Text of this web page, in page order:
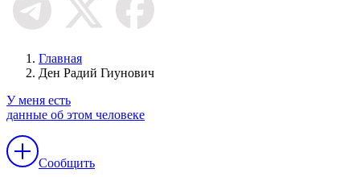
Главная
Ден Радий Гиунович
У меня есть
данные об этом человеке
Сообщить